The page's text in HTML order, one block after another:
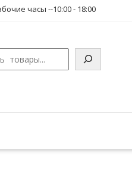
часы --10:00 - 18:00